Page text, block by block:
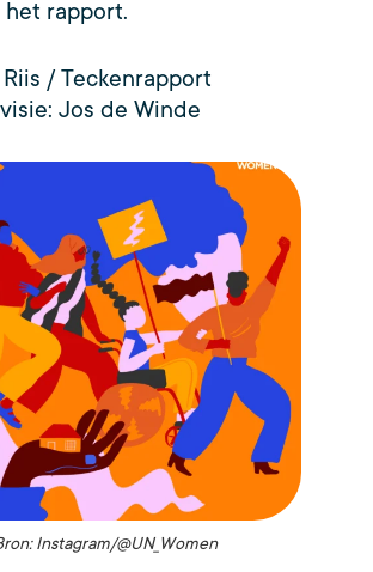
het rapport.
/ Teckenrapport
Jos de Winde
Instagram/@UN_Women